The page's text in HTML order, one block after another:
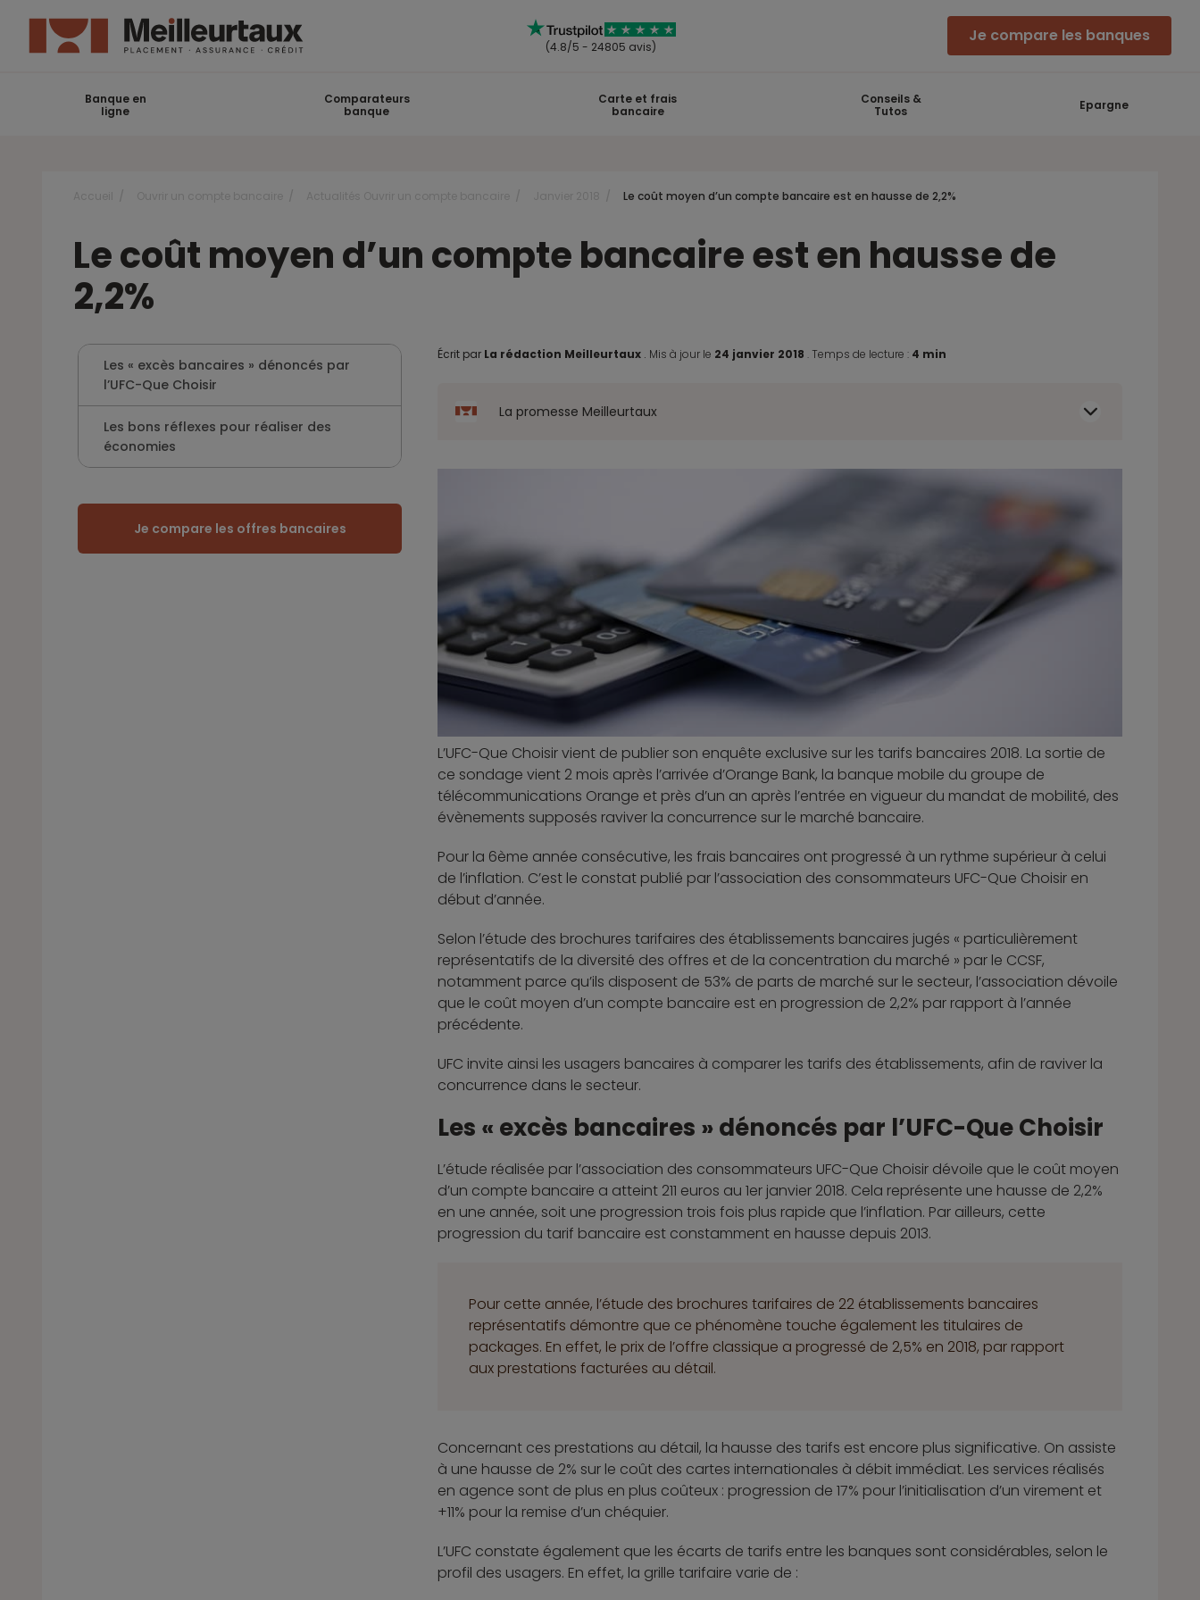
(4.8/5 - 24805 avis)
Je compare les banques
Banque en
ligne
Comparateurs
banque
Carte et frais
bancaire
Conseils &
Tutos
Epargne
Le coût moyen d’un compte bancaire est en hausse de 2,2%
Le coût moyen d’un compte bancaire est en hausse de
2,2%
Les « excès bancaires » dénoncés par
l’UFC-Que Choisir
Les bons réflexes pour réaliser des
économies
Je compare les offres bancaires
Écrit par La rédaction Meilleurtaux . Mis à jour le 24 janvier 2018. Temps de lecture : 4 min
La promesse Meilleurtaux
L’UFC-Que Choisir vient de publier son enquête exclusive sur les tarifs bancaires 2018. La sortie de
ce sondage vient 2 mois après l’arrivée d’Orange Bank, la banque mobile du groupe de
télécommunications Orange et près d’un an après l’entrée en vigueur du mandat de mobilité, des
évènements supposés raviver la concurrence sur le marché bancaire.
Pour la 6ème année consécutive, les frais bancaires ont progressé à un rythme supérieur à celui
de l’inflation. C’est le constat publié par l’association des consommateurs UFC-Que Choisir en
début d’année.
Selon l’étude des brochures tarifaires des établissements bancaires jugés « particulièrement
représentatifs de la diversité des offres et de la concentration du marché » par le CCSF,
notamment parce qu’ils disposent de 53% de parts de marché sur le secteur, l’association dévoile
que le coût moyen d’un compte bancaire est en progression de 2,2% par rapport à l’année
précédente.
UFC invite ainsi les usagers bancaires à comparer les tarifs des établissements, afin de raviver la
concurrence dans le secteur.
Les « excès bancaires » dénoncés par l’UFC-Que Choisir
L’étude réalisée par l’association des consommateurs UFC-Que Choisir dévoile que le coût moyen
d’un compte bancaire a atteint 211 euros au 1er janvier 2018. Cela représente une hausse de 2,2%
en une année, soit une progression trois fois plus rapide que l’inflation. Par ailleurs, cette
progression du tarif bancaire est constamment en hausse depuis 2013.
Pour cette année, l’étude des brochures tarifaires de 22 établissements bancaires
représentatifs démontre que ce phénomène touche également les titulaires de
packages. En effet, le prix de l’offre classique a progressé de 2,5% en 2018, par rapport
aux prestations facturées au détail.
Concernant ces prestations au détail, la hausse des tarifs est encore plus significative. On assiste
à une hausse de 2% sur le coût des cartes internationales à débit immédiat. Les services réalisés
en agence sont de plus en plus coûteux : progression de 17% pour l’initialisation d’un virement et
+11% pour la remise d’un chéquier.
L’UFC constate également que les écarts de tarifs entre les banques sont considérables, selon le
profil des usagers. En effet, la grille tarifaire varie de :